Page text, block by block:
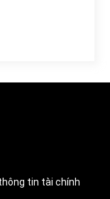
tin tài chính